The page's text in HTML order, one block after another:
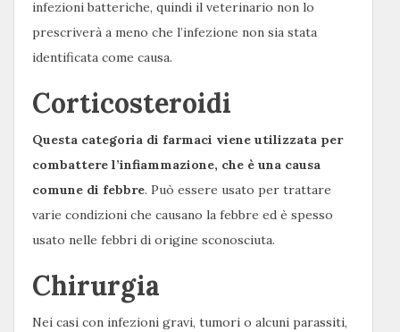
infezioni batteriche, quindi il veterinario non lo
prescriverà a meno che l’infezione non sia stata
identificata come causa.
Corticosteroidi
Questa categoria di farmaci viene utilizzata per
combattere l’infiammazione, che è una causa
comune di febbre. Può essere usato per trattare
varie condizioni che causano la febbre ed è spesso
usato nelle febbri di origine sconosciuta.
Chirurgia
Nei casi con infezioni gravi, tumori o alcuni parassiti,